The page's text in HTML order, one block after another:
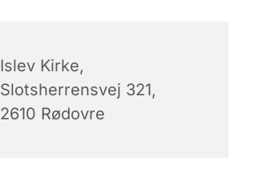
Islev Kirke,
Slotsherrensvej 321,
2610 Rødovre